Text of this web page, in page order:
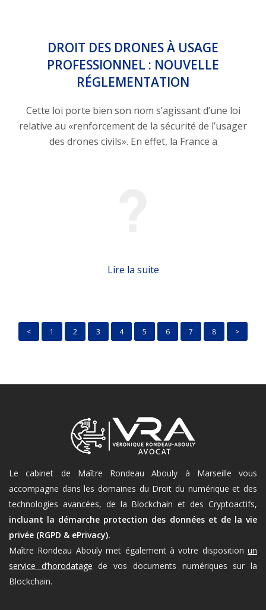
DROIT DES DRONES À USAGE
PROFESSIONNEL : NOUVELLE
RÉGLEMENTATION
Cette loi porte bien son nom s’agissant d’une loi
relative au «renforcement de la sécurité de l’usager
des drones civils». En effet, la France a
Lire la suite
< 1 2 3 4 5 6 7 8 >
Le cabinet de Maître Rondeau Abouly à Marseille vous
accompagne dans les domaines du Droit du numérique et des
technologies avancées, de la Blockchain et des Cryptoactifs,
incluant la démarche protection des données et de la vie
privée (RGPD & ePrivacy).
Maître Rondeau Abouly met également à votre disposition un
service d’horodatage de vos documents numériques sur la
Blockchain.